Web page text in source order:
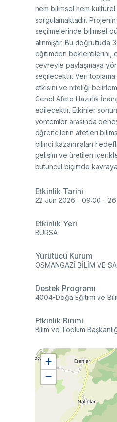
Photo Gallery
Personal Data Protection
hem bilimsel hem kültürel
sorgulamaktadır.
seçilmelerinde bilimsel
alınmıştır. Bu
eğitimden beklentilerini,
çevreyle paylaşmaya
seçilecektir. Veri toplama
etkisini ve niteliği
Genel Afete Hazırlık
edilecektir. Etkinler
yöntemler arasında
öğrencilerin afetleri
bilinci kazanmaları
gelişim ve üretilen
bütüncül biçimde
Etkinlik Tarihi
22 Jun 2026 - 09:00 -
Etkinlik Yeri
BURSA
Yürütücü Kurum
OSMANGAZİ BİLİM VE
Destek Programı
4004-Doğa Eğitimi ve
Etkinlik Birimi
Bilim ve Toplum
+
−